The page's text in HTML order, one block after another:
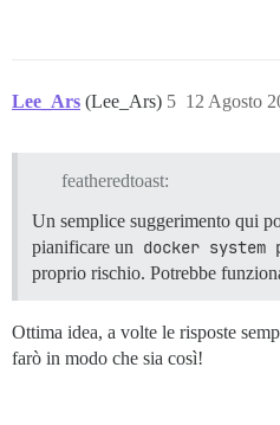
Lee_Ars (Lee_Ars) 12 Agosto
5
featheredtoast:
Un semplice suggerimento qui
pianificare un docker system
proprio rischio. Potrebbe
Ottima idea, a volte le risposte
farò in modo che sia così!